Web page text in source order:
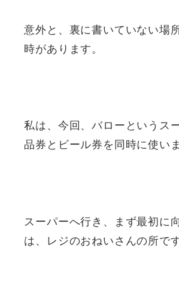
意外と、裏に書いていない場
時があります。
私は、今回、バローというス
品券とビール券を同時に使いま
スーパーへ行き、まず最初に
は、レジのおねいさんの所です